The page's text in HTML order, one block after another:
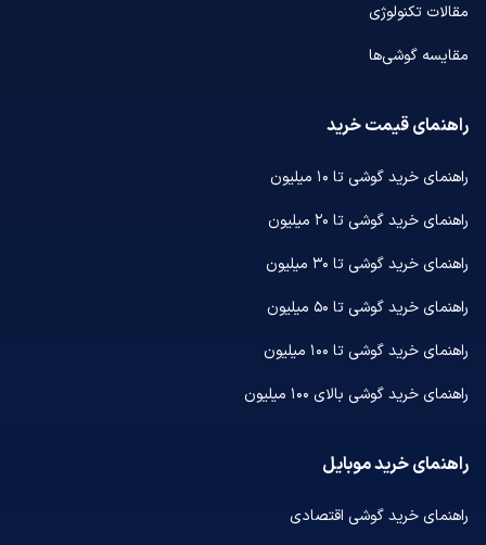
مقالات تکنولوژی
مقایسه گوشی‌ها
راهنمای قیمت خرید
راهنمای خرید گوشی تا ۱۰ میلیون
راهنمای خرید گوشی تا ۲۰ میلیون
راهنمای خرید گوشی تا ۳۰ میلیون
راهنمای خرید گوشی تا ۵۰ میلیون
راهنمای خرید گوشی تا ۱۰۰ میلیون
راهنمای خرید گوشی بالای ۱۰۰ میلیون
راهنمای خرید موبایل
راهنمای خرید گوشی اقتصادی